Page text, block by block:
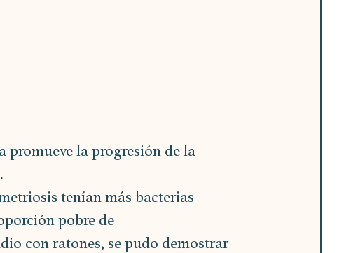
promueve la progresión de la
tenían más bacterias
pobre de
con ratones, se pudo demostrar